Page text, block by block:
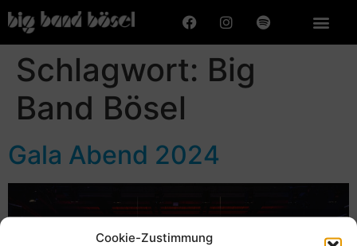
Cookie-Zustimmung
Schlagwort: Big
Band Bösel
Gala Abend 2024